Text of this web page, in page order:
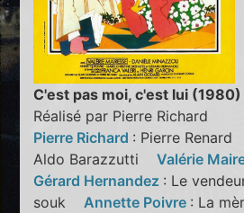
C'est pas moi, c'est lui (1980)
Réalisé par Pierre Richard
Pierre Richard : Pierre
Aldo BarazzuttiValérie
Gérard Hernandez : Le
soukAnnette Poivre : La